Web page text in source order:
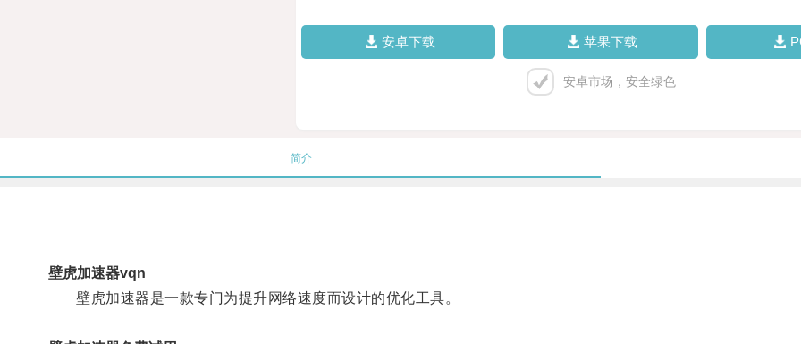
安卓下载 苹果下载
安卓市场，安全绿色
简介
壁虎加速器vqn
壁虎加速器是一款专门为提升网络速度而设计的优化工具。